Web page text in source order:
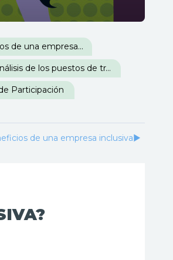
Módulo 2: Beneficios de una empresa inclusiva
Módulo 5: Análisis de los puestos de trabajo
Participación
▶︎
de una empresa inclusiva